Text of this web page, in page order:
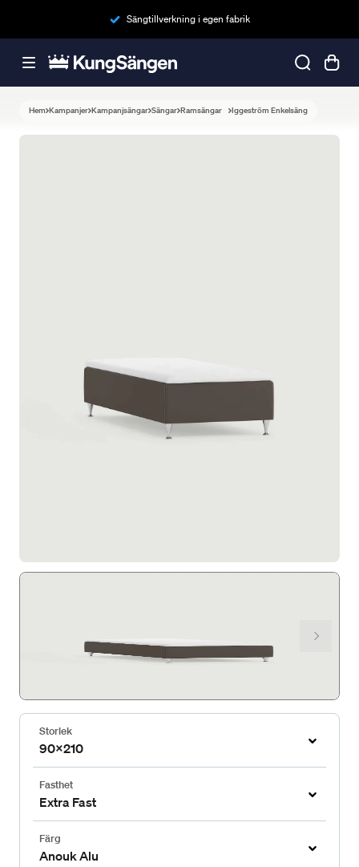
Sängtillverkning i egen fabrik
Hem Kampanjer Kampanjsängar Sängar Ramsängar Iggeström Enkelsäng
Storlek
90x210
Fasthet
Extra Fast
Färg
Anouk Alu